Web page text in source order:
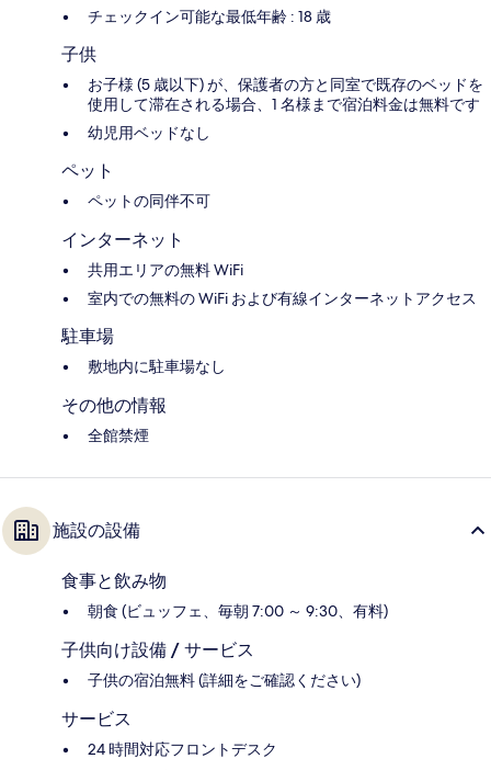
チェックイン可能な最低年齢 : 18 歳
子供
お子様 (5 歳以下) が、保護者の方と同室で既存のベッドを
使用して滞在される場合、1 名様まで宿泊料金は無料です
幼児用ベッドなし
ペット
ペットの同伴不可
インターネット
共用エリアの無料 WiFi
室内での無料の WiFi および有線インターネットアクセス
駐車場
敷地内に駐車場なし
その他の情報
全館禁煙
施設の設備
食事と飲み物
朝食 (ビュッフェ、毎朝 7:00 ～ 9:30、有料)
子供向け設備 / サービス
子供の宿泊無料 (詳細をご確認ください)
サービス
24 時間対応フロントデスク